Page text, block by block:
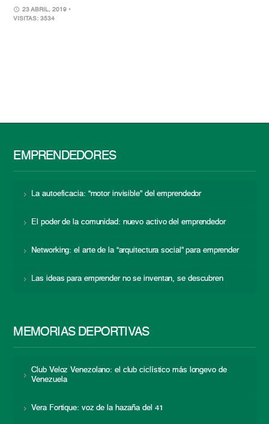
23 ABRIL, 2019 •
VISITAS: 3534
EMPRENDEDORES
La autoeficacia: “motor invisible” del emprendedor
El poder de la comunidad: nuevo activo del emprendedor
Networking: el arte de la “arquitectura social” para emprender
Las ideas para emprender no se inventan, se descubren
MEMORIAS DEPORTIVAS
Club Veloz Venezolano: el club ciclístico más longevo de
Venezuela
Vera Fortique: voz de la hazaña del 41